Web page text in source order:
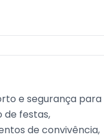
e segurança para
de festas,
de convivência,